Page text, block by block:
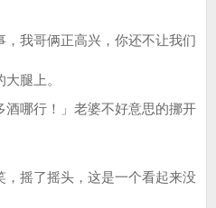
我哥俩正高兴，你还不让我们
腿上。
哪行！」老婆不好意思的挪开
摇了摇头，这是一个看起来没